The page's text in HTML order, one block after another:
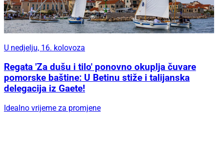
U nedjelju, 16. kolovoza
Regata 'Za dušu i tilo' ponovno okuplja čuvare
pomorske baštine: U Betinu stiže i talijanska
delegacija iz Gaete!
Idealno vrijeme za promjene